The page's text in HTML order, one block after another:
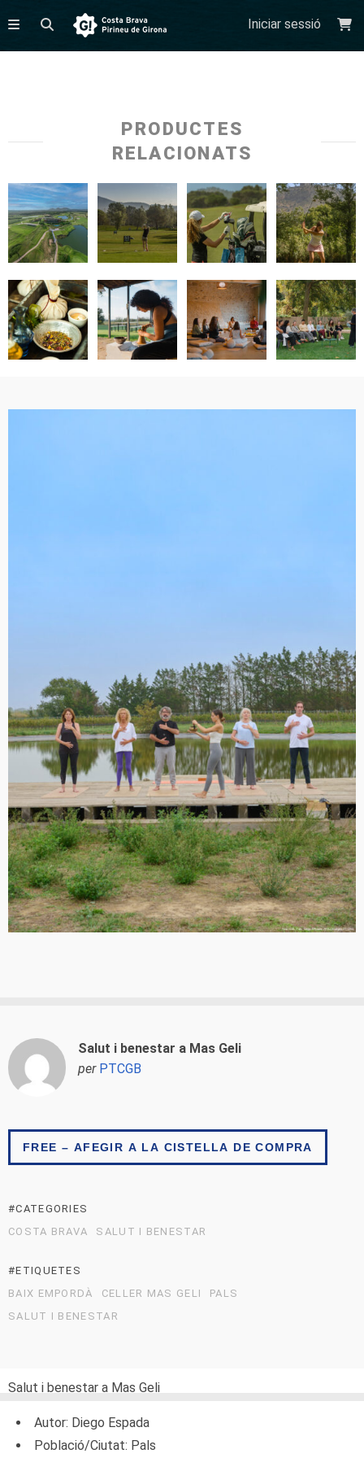
Iniciar sessió
PRODUCTES
RELACIONATS
Salut i benestar a Mas Geli
per PTCGB
FREE – AFEGIR A LA CISTELLA DE COMPRA
#CATEGORIES
COSTA BRAVA
SALUT I BENESTAR
#ETIQUETES
BAIX EMPORDÀ
CELLER MAS GELI
PALS
SALUT I BENESTAR
Salut i benestar a Mas Geli
Autor: Diego Espada
Població/Ciutat: Pals